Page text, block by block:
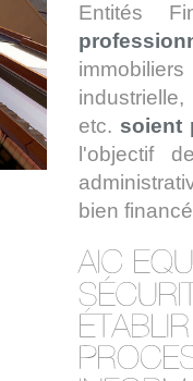
Entités
etc. soient
l'objectif
bien